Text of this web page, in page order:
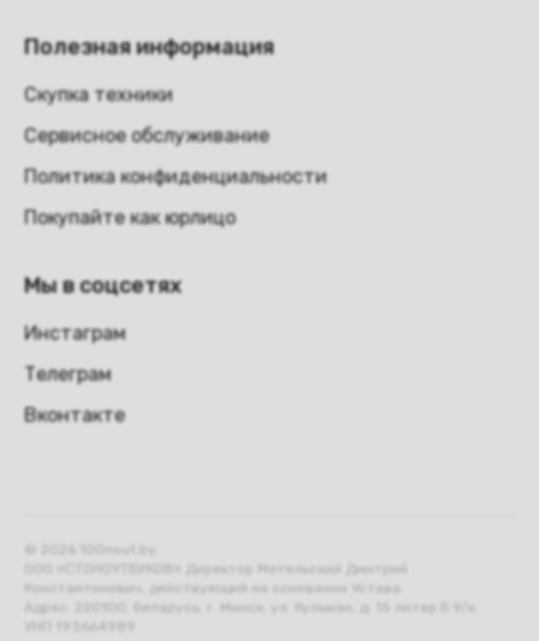
Полезная информация
Скупка техники
Сервисное обслуживание
Политика конфиденциальности
Покупайте как юрлицо
Мы в соцсетях
Инстаграм
Телеграм
Вконтакте
ООО «СТОНОУТБУКОВ» Директор Метельский Дмитрий
Константинович, действующий на основании Устава.
Адрес: 220100, Беларусь, г. Минск, ул. Кульман, д. 15 литер Б 9/к.